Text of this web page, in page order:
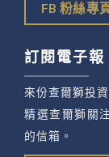
FB 粉絲專
訂閱電子報
來份查爾獅投
精選查爾獅關
的信箱。